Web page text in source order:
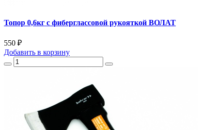
Топор 0,6кг с фиберглассовой рукояткой ВОЛАТ
550 ₽
Добавить в корзину